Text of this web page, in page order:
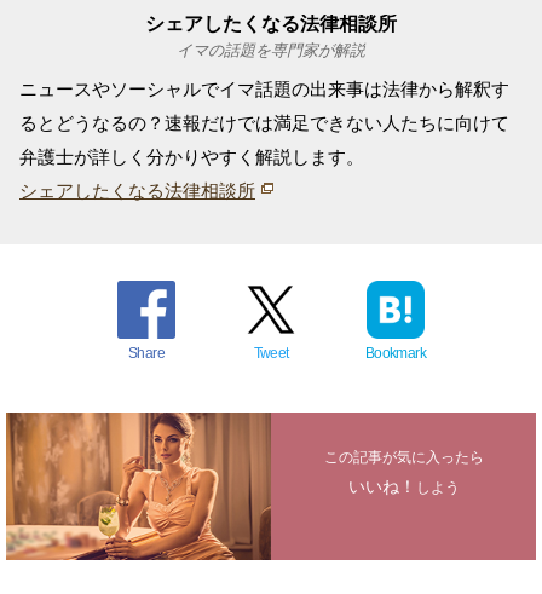
シェアしたくなる法律相談所
イマの話題を専門家が解説
ニュースやソーシャルでイマ話題の出来事は法律から解釈す
るとどうなるの？速報だけでは満足できない人たちに向けて
弁護士が詳しく分かりやすく解説します。
シェアしたくなる法律相談所
Share Tweet Bookmark
この記事が気に入ったら
いいね！ しよう